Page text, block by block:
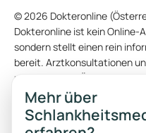
© 2026 Dokteronline
Dokteronline ist kein Online-
sondern stellt einen rein
bereit. Arztkonsultationen
unabhängigen Ärzten bzw.
und Videos auf dieser
(künstlicher Intelligenz)
Website wurden auf
Mehr über